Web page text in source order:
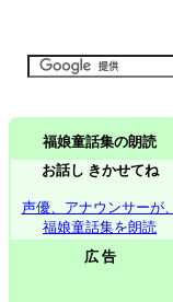
福娘童話集の朗読
お話し きかせてね
声優、アナウンサーが、
福娘童話集を朗読
広 告